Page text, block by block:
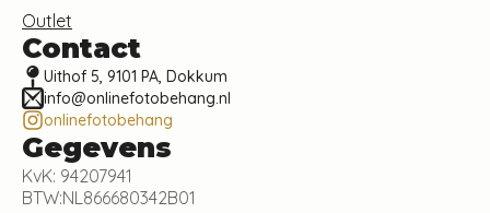
Outlet
Contact
Uithof 5, 9101 PA, Dokkum
info@onlinefotobehang.nl
onlinefotobehang
Gegevens
KvK: 94207941
BTW:NL866680342B01